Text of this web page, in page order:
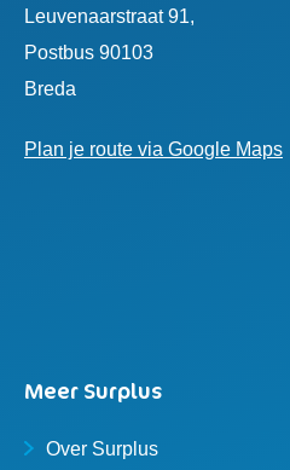
Leuvenaarstraat 91,
Postbus 90103
Breda
Plan je route via Google Maps
Meer Surplus
Over Surplus